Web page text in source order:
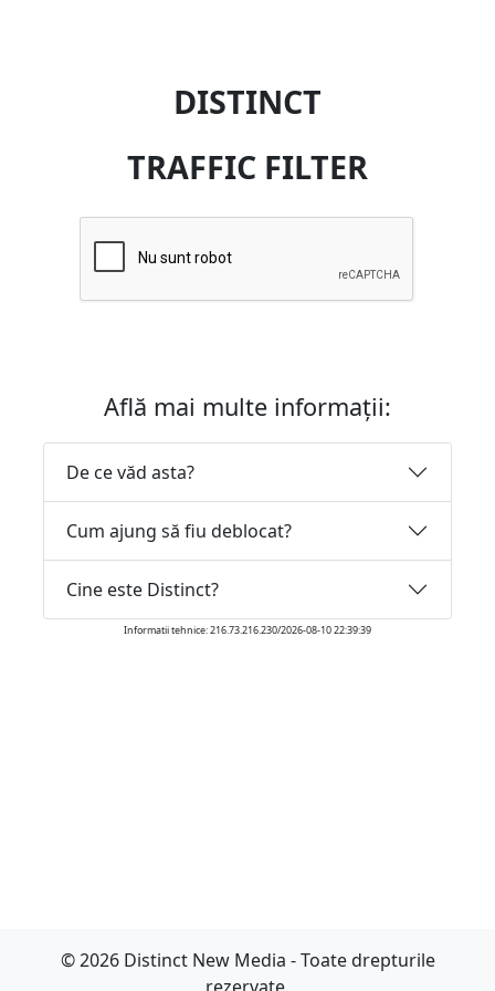
DISTINCT
TRAFFIC FILTER
Află mai multe informații:
De ce văd asta?
Cum ajung să fiu deblocat?
Cine este Distinct?
Informatii tehnice: 216.73.216.230/2026-08-10 22:39:39
© 2026 Distinct New Media - Toate drepturile